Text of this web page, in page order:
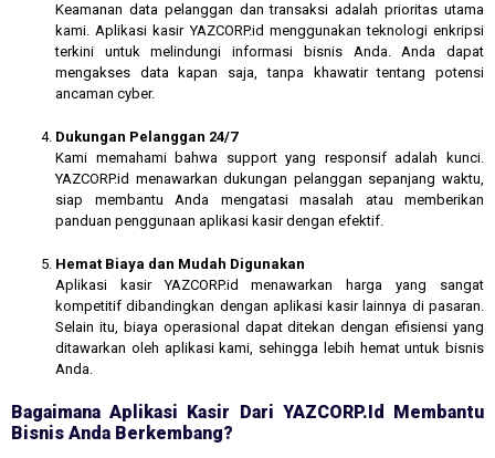
Keamanan data pelanggan dan transaksi adalah prioritas utama
kami. Aplikasi kasir YAZCORP.id menggunakan teknologi enkripsi
terkini untuk melindungi informasi bisnis Anda. Anda dapat
mengakses data kapan saja, tanpa khawatir tentang potensi
ancaman cyber.
Dukungan Pelanggan 24/7
Kami memahami bahwa support yang responsif adalah kunci.
YAZCORP.id menawarkan dukungan pelanggan sepanjang waktu,
siap membantu Anda mengatasi masalah atau memberikan
panduan penggunaan aplikasi kasir dengan efektif.
Hemat Biaya dan Mudah Digunakan
Aplikasi kasir YAZCORP.id menawarkan harga yang sangat
kompetitif dibandingkan dengan aplikasi kasir lainnya di pasaran.
Selain itu, biaya operasional dapat ditekan dengan efisiensi yang
ditawarkan oleh aplikasi kami, sehingga lebih hemat untuk bisnis
Anda.
Bagaimana Aplikasi Kasir Dari YAZCORP.id Membantu
Bisnis Anda Berkembang?